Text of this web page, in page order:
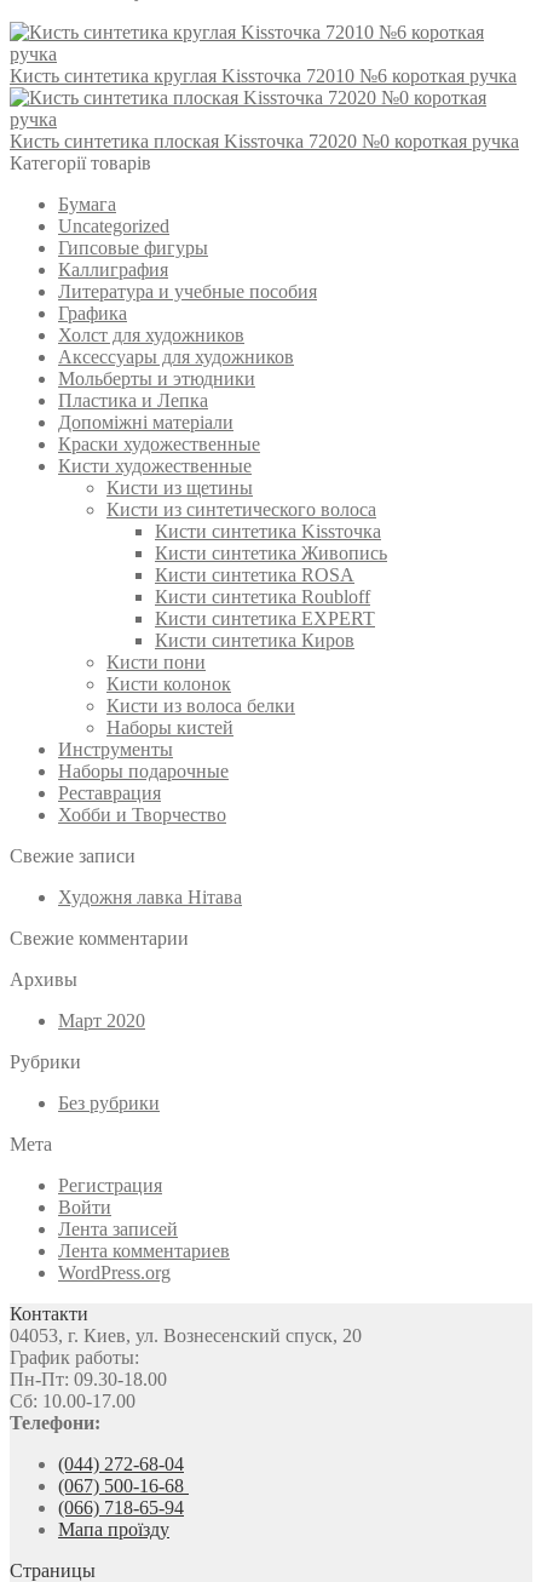
Кисть синтетика круглая Kissточка 72010 №6 короткая ручка
Кисть синтетика плоская Kissточка 72020 №0 короткая ручка
Категорії товарів
Бумага
Uncategorized
Гипсовые фигуры
Каллиграфия
Литература и учебные пособия
Графика
Холст для художников
Аксессуары для художников
Мольберты и этюдники
Пластика и Лепка
Допоміжні матеріали
Краски художественные
Кисти художественные
Кисти из щетины
Кисти из синтетического волоса
Кисти синтетика Kissточка
Кисти синтетика Живопись
Кисти синтетика ROSA
Кисти синтетика Roubloff
Кисти синтетика EXPERT
Кисти синтетика Киров
Кисти пони
Кисти колонок
Кисти из волоса белки
Наборы кистей
Инструменты
Наборы подарочные
Реставрация
Хобби и Творчество
Свежие записи
Художня лавка Нітава
Свежие комментарии
Архивы
Март 2020
Рубрики
Без рубрики
Мета
Регистрация
Войти
Лента записей
Лента комментариев
WordPress.org
Контакти
04053, г. Киев, ул. Вознесенский спуск, 20
График работы:
Пн-Пт: 09.30-18.00
Сб: 10.00-17.00
Телефони:
(044) 272-68-04
(067) 500-16-68
(066) 718-65-94
Мапа проїзду
Страницы